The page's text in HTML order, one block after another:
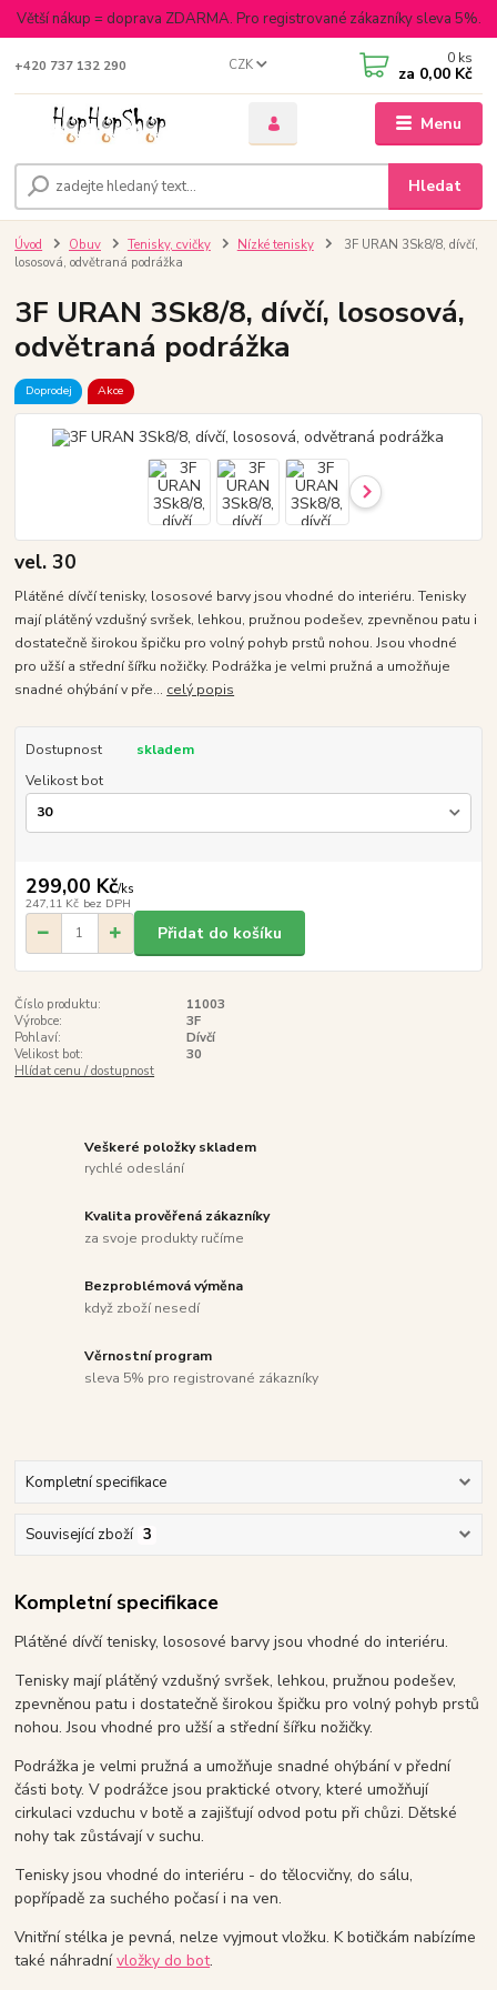
Větší nákup = doprava ZDARMA. Pro registrované zákazníky sleva 5%.
Menu
CZK
Hledat
+420 737 132 290 0 ks
za 0,00 Kč
Úvod Obuv Tenisky, cvičky Nízké tenisky
3F URAN 3Sk8/8, dívčí,
lososová, odvětraná podrážka
3F URAN 3Sk8/8, dívčí, lososová,
odvětraná podrážka
Doprodej Akce
vel. 30
Plátěné dívčí tenisky, lososové barvy jsou vhodné do interiéru. Tenisky
mají plátěný vzdušný svršek, lehkou, pružnou podešev, zpevněnou patu i
dostatečně širokou špičku pro volný pohyb prstů nohou. Jsou vhodné
pro užší a střední šířku nožičky. Podrážka je velmi pružná a umožňuje
snadné ohýbání v pře... celý popis
Dostupnost
skladem
Velikost bot
299,00 Kč/ks
247,11 Kč bez DPH
Přidat do košíku
Číslo produktu:
11003
Výrobce:
3F
Pohlaví:
Dívčí
Velikost bot:
30
Hlídat cenu / dostupnost
Veškeré položky skladem
rychlé odeslání
Kvalita prověřená zákazníky
za svoje produkty ručíme
Bezproblémová výměna
když zboží nesedí
Věrnostní program
sleva 5% pro registrované zákazníky
Kompletní specifikace
Související zboží 3
Kompletní specifikace
Plátěné dívčí tenisky, lososové barvy jsou vhodné do interiéru.
Tenisky mají plátěný vzdušný svršek, lehkou, pružnou podešev,
zpevněnou patu i dostatečně širokou špičku pro volný pohyb prstů
nohou. Jsou vhodné pro užší a střední šířku nožičky.
Podrážka je velmi pružná a umožňuje snadné ohýbání v přední
části boty. V podrážce jsou praktické otvory, které umožňují
cirkulaci vzduchu v botě a zajišťují odvod potu při chůzi. Dětské
nohy tak zůstávají v suchu.
Tenisky jsou vhodné do interiéru - do tělocvičny, do sálu,
popřípadě za suchého počasí i na ven.
Vnitřní stélka je pevná, nelze vyjmout vložku. K botičkám nabízíme
také náhradnívložky do bot.